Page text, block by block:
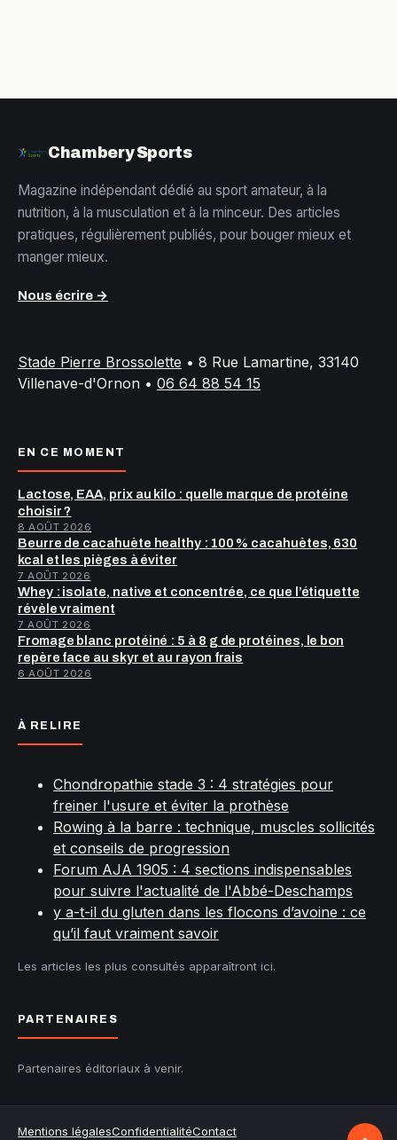
Chambery Sports
Magazine indépendant dédié au sport amateur, à la
nutrition, à la musculation et à la minceur. Des articles
pratiques, régulièrement publiés, pour bouger mieux et
manger mieux.
Nous écrire →
Stade Pierre Brossolette • 8 Rue Lamartine, 33140
Villenave-d'Ornon • 06 64 88 54 15
EN CE MOMENT
Lactose, EAA, prix au kilo : quelle marque de protéine
choisir ?
8 AOÛT 2026
Beurre de cacahuète healthy : 100 % cacahuètes, 630
kcal et les pièges à éviter
7 AOÛT 2026
Whey : isolate, native et concentrée, ce que l’étiquette
révèle vraiment
7 AOÛT 2026
Fromage blanc protéiné : 5 à 8 g de protéines, le bon
repère face au skyr et au rayon frais
6 AOÛT 2026
À RELIRE
Chondropathie stade 3 : 4 stratégies pour
freiner l'usure et éviter la prothèse
Rowing à la barre : technique, muscles sollicités
et conseils de progression
Forum AJA 1905 : 4 sections indispensables
pour suivre l'actualité de l'Abbé-Deschamps
y a-t-il du gluten dans les flocons d’avoine : ce
qu’il faut vraiment savoir
Les articles les plus consultés apparaîtront ici.
PARTENAIRES
Partenaires éditoriaux à venir.
Mentions légalesConfidentialitéContact